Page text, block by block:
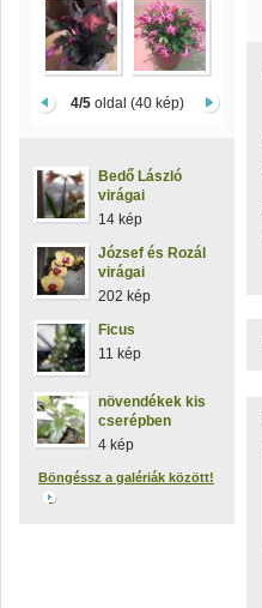
4/5oldal (40 kép)
Bedő László
virágai
14 kép
József és Rozál
virágai
202 kép
Ficus
11 kép
növendékek kis
cserépben
4 kép
Böngéssz a galériák között!